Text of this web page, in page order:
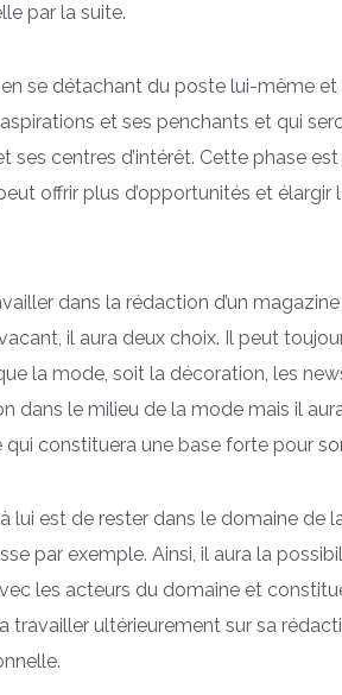
par la suite.
se détachant du poste lui-même et
et ses penchants et qui
ses centres d’intérêt. Cette phase
offrir plus d’opportunités et élargir
dans la rédaction d’un
il aura deux choix. Il peut
la mode, soit la décoration, les
dans le milieu de la mode mais il
constituera une base forte pour
lui est de rester dans le domaine de
par exemple. Ainsi, il aura la
les acteurs du domaine et
travailler ultérieurement sur sa